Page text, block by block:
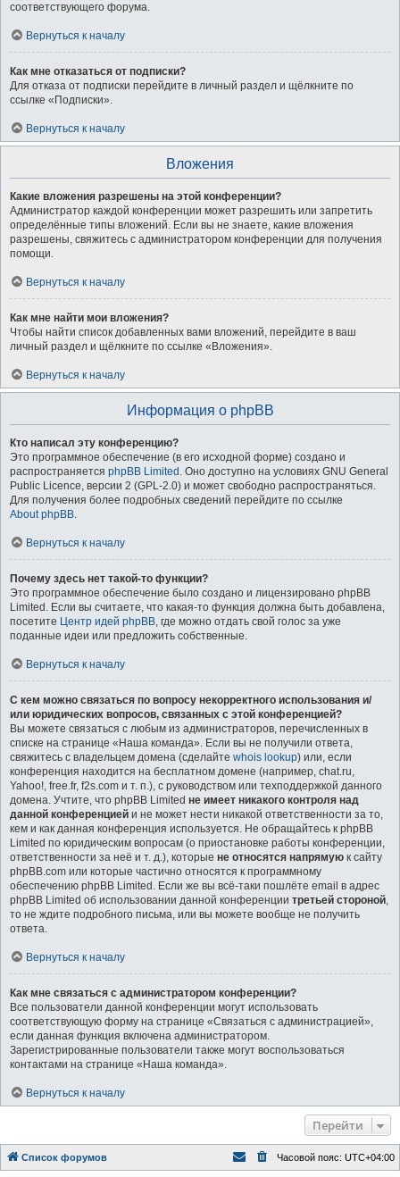
соответствующего форума.
Вернуться к началу
Как мне отказаться от подписки?
Для отказа от подписки перейдите в личный раздел и щёлкните по
ссылке «Подписки».
Вернуться к началу
Вложения
Какие вложения разрешены на этой конференции?
Администратор каждой конференции может разрешить или запретить
определённые типы вложений. Если вы не знаете, какие вложения
разрешены, свяжитесь с администратором конференции для получения
помощи.
Вернуться к началу
Как мне найти мои вложения?
Чтобы найти список добавленных вами вложений, перейдите в ваш
личный раздел и щёлкните по ссылке «Вложения».
Вернуться к началу
Информация о phpBB
Кто написал эту конференцию?
Это программное обеспечение (в его исходной форме) создано и
распространяется phpBB Limited . Оно доступно на условиях GNU General
Public Licence, версии 2 (GPL-2.0) и может свободно распространяться.
Для получения более подробных сведений перейдите по ссылке
About phpBB.
Вернуться к началу
Почему здесь нет такой-то функции?
Это программное обеспечение было создано и лицензировано phpBB
Limited. Если вы считаете, что какая-то функция должна быть добавлена,
посетите Центр идей phpBB, где можно отдать свой голос за уже
поданные идеи или предложить собственные.
Вернуться к началу
С кем можно связаться по вопросу некорректного использования и/
или юридических вопросов, связанных с этой конференцией?
Вы можете связаться с любым из администраторов, перечисленных в
списке на странице «Наша команда». Если вы не получили ответа,
свяжитесь с владельцем домена (сделайте whois lookup) или, если
конференция находится на бесплатном домене (например, chat.ru,
Yahoo!, free.fr, f2s.com и т. п.), с руководством или техподдержкой данного
домена. Учтите, что phpBB Limited не имеет никакого контроля над
данной конференцией и не может нести никакой ответственности за то,
кем и как данная конференция используется. Не обращайтесь к phpBB
Limited по юридическим вопросам (о приостановке работы конференции,
ответственности за неё и т. д.), которые не относятся напрямую к сайту
phpBB.com или которые частично относятся к программному
обеспечению phpBB Limited. Если же вы всё-таки пошлёте email в адрес
phpBB Limited об использовании данной конференции третьей стороной,
то не ждите подробного письма, или вы можете вообще не получить
ответа.
Вернуться к началу
Как мне связаться с администратором конференции?
Все пользователи данной конференции могут использовать
соответствующую форму на странице «Связаться с администрацией»,
если данная функция включена администратором.
Зарегистрированные пользователи также могут воспользоваться
контактами на странице «Наша команда».
Вернуться к началу
Перейти
Список форумов Часовой пояс: UTC+04:00